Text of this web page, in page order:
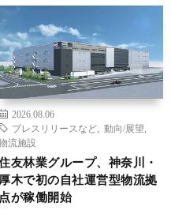
2026.08.06
プレスリリースなど
動向/展望
流施設
友林業グループ、神奈川・
厚木で初の自社運営型物流拠
点が稼働開始